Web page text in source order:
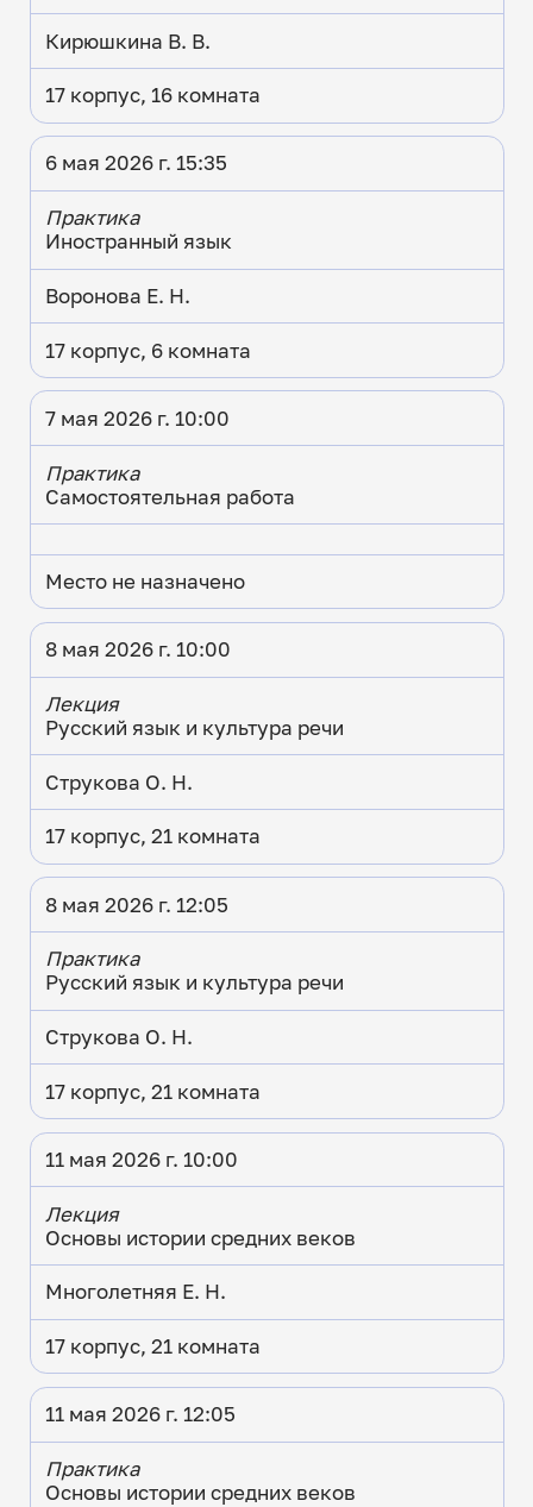
Кирюшкина В. В.
17 корпус, 16 комната
6 мая 2026 г. 15:35
Практика
Иностранный язык
Воронова Е. Н.
17 корпус, 6 комната
7 мая 2026 г. 10:00
Практика
Самостоятельная работа
Место не назначено
8 мая 2026 г. 10:00
Лекция
Русский язык и культура речи
Струкова О. Н.
17 корпус, 21 комната
8 мая 2026 г. 12:05
Практика
Русский язык и культура речи
Струкова О. Н.
17 корпус, 21 комната
11 мая 2026 г. 10:00
Лекция
Основы истории средних веков
Многолетняя Е. Н.
17 корпус, 21 комната
11 мая 2026 г. 12:05
Практика
Основы истории средних веков